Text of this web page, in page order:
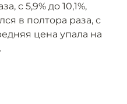
с 5,9% до 10,1%,
в полтора раза, с
цена упала на